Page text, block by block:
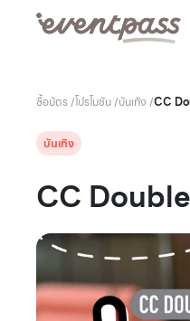
ซื้อบัตร /โปรโมชัน/บันเทิง /CC
บันเทิง
CC